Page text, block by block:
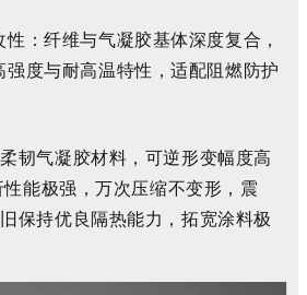
性 ：纤维与气凝胶基体深度复合，
强度与耐高温特性，适配阻燃防护
韧气凝胶材料，可逆形变幅度高
能极强，万次压缩不变形，震
保持优良隔热能力，拓宽涂料极